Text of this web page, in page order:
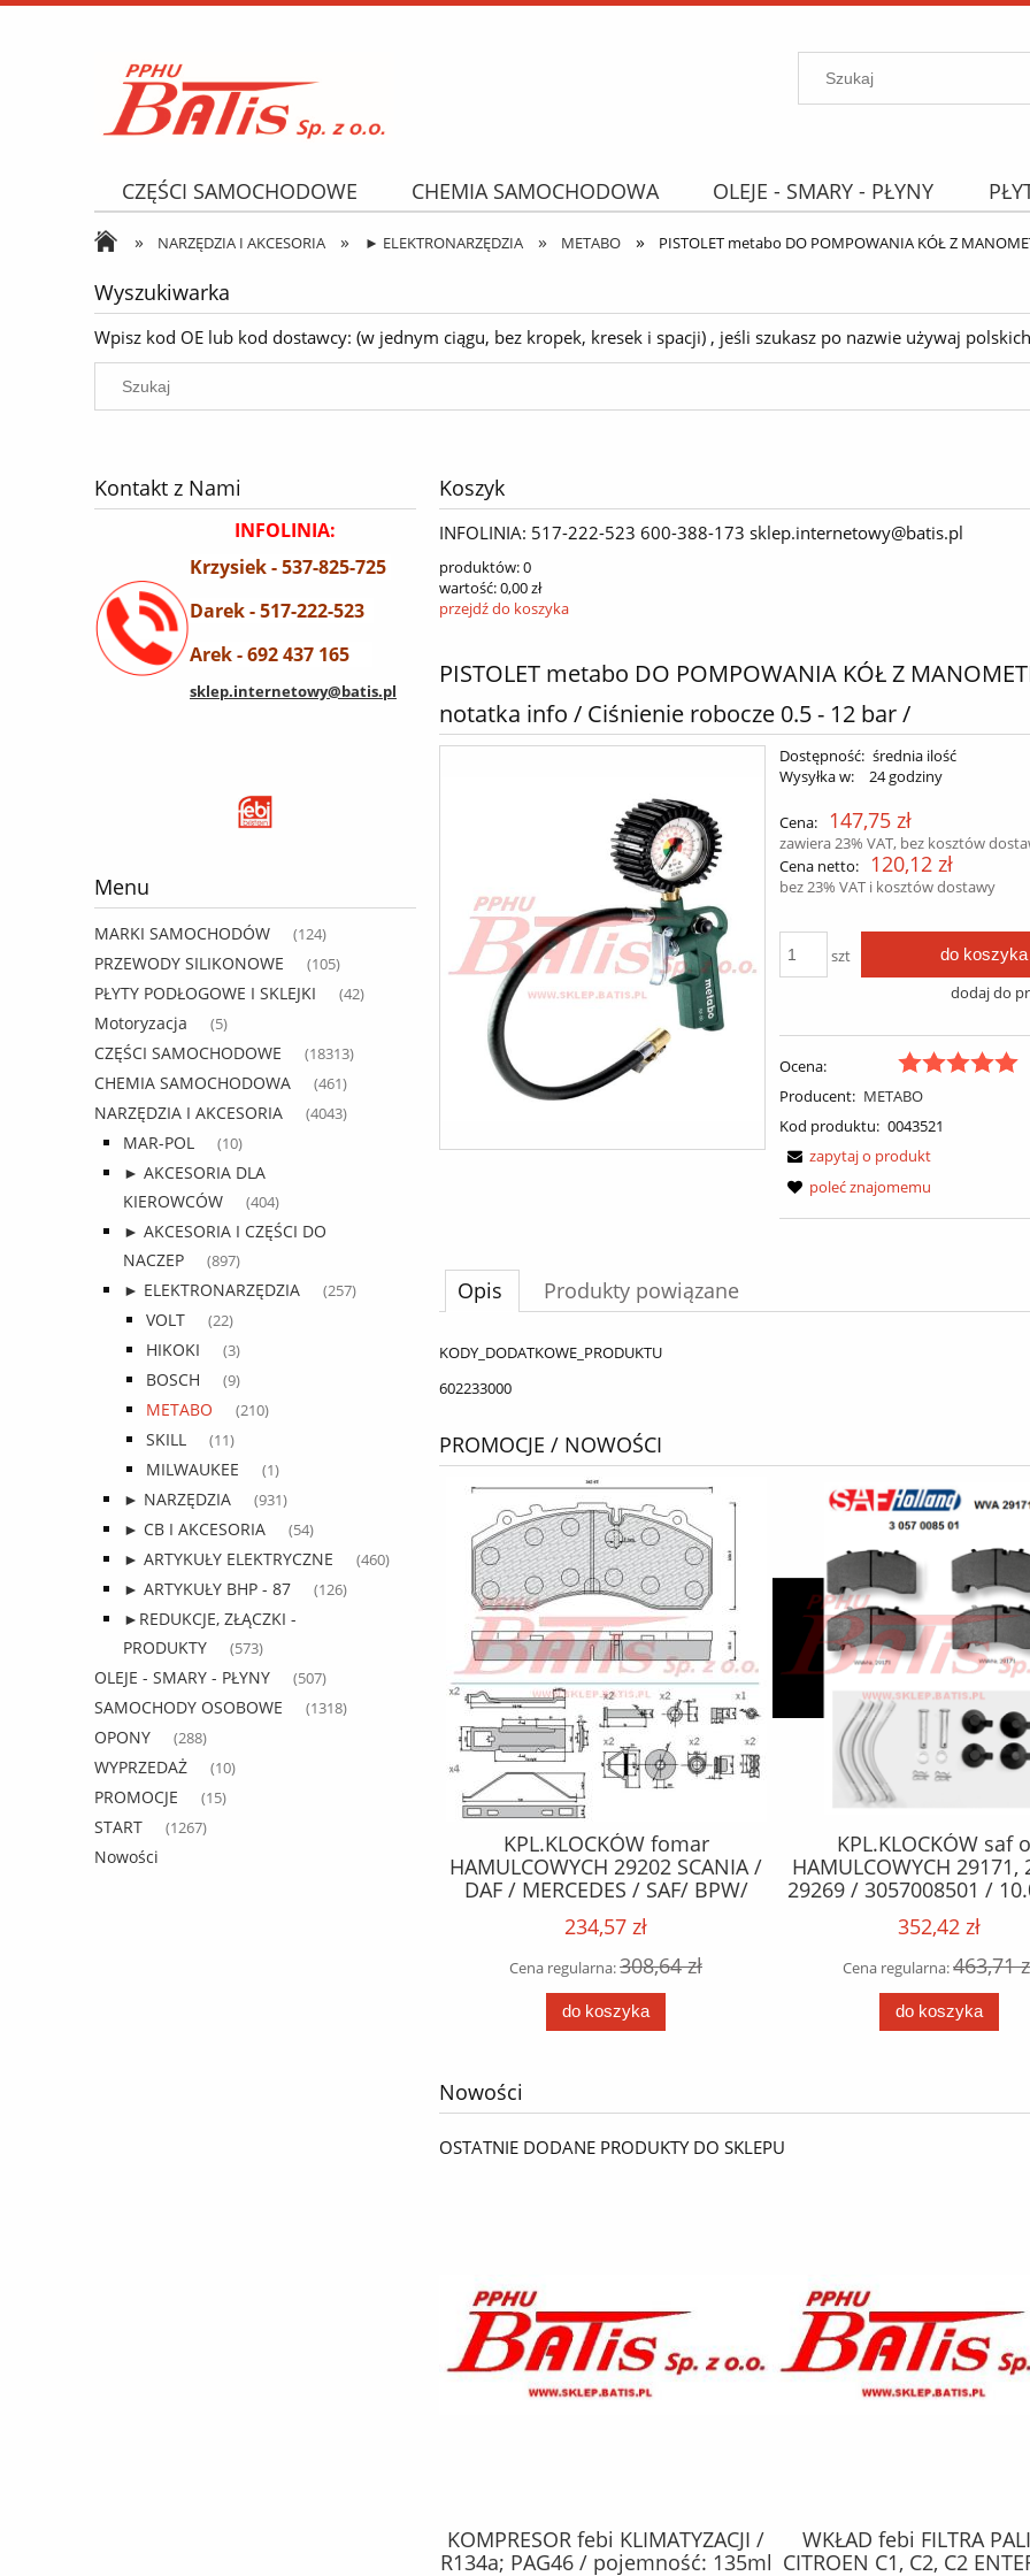
CZĘŚCI SAMOCHODOWE CHEMIA SAMOCHODOWA OLEJE - SMARY - PŁYNY
NARZĘDZIA I AKCESORIA
OPONY PROMOCJE WYPRZEDAŻ Wyszukiwarka
» NARZĘDZIA I AKCESORIA » ► ELEKTRONARZĘDZIA » METABO » PISTOLET metabo DO POMPOWANIA KÓŁ Z
Wyszukiwarka
Wpisz kod OE lub kod dostawcy: (w jednym ciągu, bez kropek, kresek i spacji) , jeśli szukasz po nazwie używaj
Kontakt z Nami
INFOLINIA:
Krzysiek - 537-825-725
Darek - 517-222-523
Arek - 692 437 165
sklep.internetowy@batis.pl
Menu
MARKI SAMOCHODÓW (124)
PRZEWODY SILIKONOWE (105)
PŁYTY PODŁOGOWE I SKLEJKI (42)
Motoryzacja (5)
CZĘŚCI SAMOCHODOWE (18313)
CHEMIA SAMOCHODOWA (461)
NARZĘDZIA I AKCESORIA (4043)
MAR-POL (10)
► AKCESORIA DLA
KIEROWCÓW
(404)
► AKCESORIA I CZĘŚCI DO
NACZEP
(897)
► ELEKTRONARZĘDZIA (257)
VOLT (22)
HIKOKI (3)
BOSCH (9)
METABO (210)
SKILL (11)
MILWAUKEE (1)
► NARZĘDZIA (931)
► CB I AKCESORIA (54)
► ARTYKUŁY ELEKTRYCZNE (460)
► ARTYKUŁY BHP - 87 (126)
►REDUKCJE, ZŁĄCZKI -
PRODUKTY
(573)
OLEJE - SMARY - PŁYNY (507)
SAMOCHODY OSOBOWE (1318)
OPONY (288)
WYPRZEDAŻ (10)
PROMOCJE (15)
START (1267)
Nowości
Koszyk
INFOLINIA: 517-222-523 600-388-173 sklep.internetowy@batis.pl
produktów:0
wartość:0,00 zł
przejdź do koszyka
PISTOLET metabo DO POMPOWANIA KÓŁ Z
notatka info / Ciśnienie robocze 0.5 - 12 bar /
Dostępność: średnia ilość
Wysyłka w:
24 godziny
Cena: 147,75 zł
zawiera 23% VAT, bez kosztów
Cena netto:
120,12 zł
bez 23% VAT i kosztów dostawy
szt do koszyka
dodaj do
Ocena:
Producent: METABO
Kod produktu: 0043521
zapytaj o produkt
poleć znajomemu
Opis Produkty powiązane
KODY_DODATKOWE_PRODUKTU
602233000
PROMOCJE / NOWOŚCI
PODUSZKA vigor ZAWIESZENIA
4004NP03 KPL.Z DZWONEM /2
KPL.KLOCKÓW fomar
HAMULCOWYCH 29202 SCANIA /
DAF / MERCEDES / SAF/ BPW/
IVECO / MAN
234,57 zł
Cena regularna:308,64 zł
do koszyka
KPL.KLOCKÓW saf
HAMULCOWYCH 29171,
29269 / 3057008501 /
352,42 zł
Cena regularna:463,71
do koszyka
Nowości
OSTATNIE DODANE PRODUKTY DO SKLEPU
KOMPRESOR febi KLIMATYZACJI /
R134a; PAG46 / pojemność: 135ml
WKŁAD febi FILTRA
CITROEN C1, C2, C2